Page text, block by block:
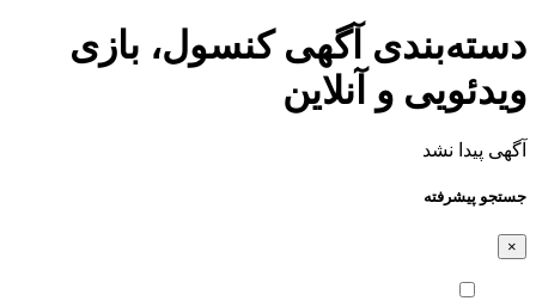
دسته‌بندی آگهی کنسول، بازی‌
ویدئویی و آنلاین
آگهی پیدا نشد
جستجو پیشرفته
×